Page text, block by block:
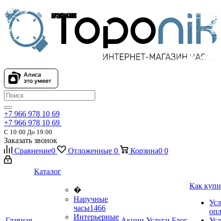
+7 966 978 10 69
+7 966 978 10 69
С 10:00 До 19:00
Заказать звонок
Сравнение0 Отложенные 0 Корзина0 0
Каталог
�
Наручные
часы1466
Интерьерные
Как